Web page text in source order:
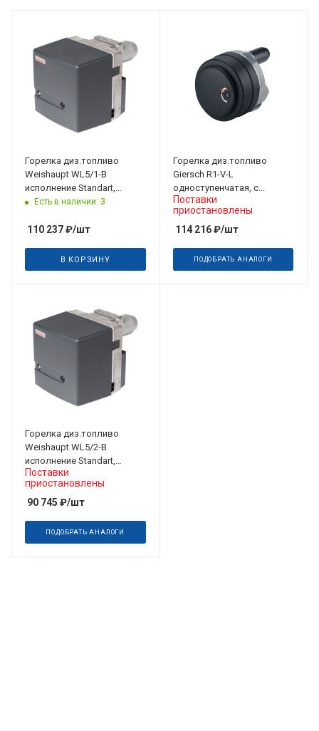
Горелка диз.топливо
Weishaupt WL5/1-B
исполнение Standart,
одноступенчатая 21,5-40
Есть в наличии: 3
110 237₽/шт
В КОРЗИНУ
Горелка диз.топливо
Giersch R1-V-L
одноступенчатая, с
подогревом топлива 12-53
кВт
Поставки
приостановлены
114 216₽/шт
ПОДОБРАТЬ АНАЛОГИ
Горелка диз.топливо
Weishaupt WL5/2-B
исполнение Standart,
одноступенчатая 25-55 кВт
Поставки
приостановлены
90 745 ₽/шт
ПОДОБРАТЬ АНАЛОГИ